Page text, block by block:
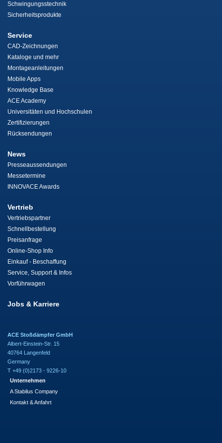
Schwingungsstechnik
Sicherheitsprodukte
Service
CAD-Zeichnungen
Kataloge und mehr
Montageanleitungen
Mobile Apps
Knowledge Base
ACE Academy
Universitäten und Hochschulen
Zertifizierungen
Rücksendungen
News
Presseaussendungen
Messetermine
INNOVACE Awards
Vertrieb
Vertriebspartner
Schnellbestellung
Preisanfrage
Online-Shop Info
Einkauf - Beschaffung
Service, Support & Infos
Vorführwagen
Jobs & Karriere
ACE Stoßdämpfer GmbH
Albert-Einstein-Str. 15
40764 Langenfeld
Germany
T +49 (0)2173 - 9226-10
Unternehmen
A Stabilus Company
Kontakt & Anfahrt